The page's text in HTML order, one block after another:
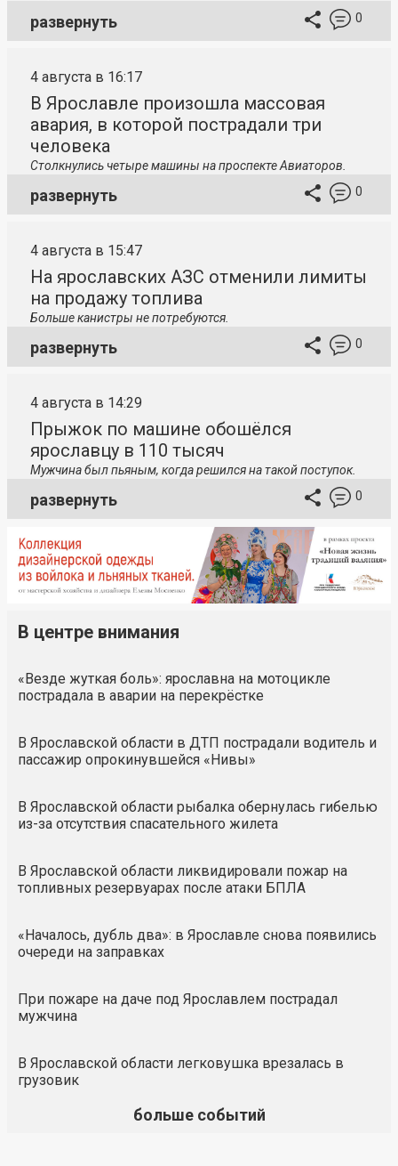
развернуть 0
4 августа в 16:17
В Ярославле произошла массовая
авария, в которой пострадали три
человека
Столкнулись четыре машины на проспекте Авиаторов.
развернуть 0
4 августа в 15:47
На ярославских АЗС отменили лимиты
на продажу топлива
Больше канистры не потребуются.
развернуть 0
4 августа в 14:29
Прыжок по машине обошёлся
ярославцу в 110 тысяч
Мужчина был пьяным, когда решился на такой поступок.
развернуть 0
В центре внимания
«Везде жуткая боль»: ярославна на мотоцикле
пострадала в аварии на перекрёстке
В Ярославской области в ДТП пострадали водитель и
пассажир опрокинувшейся «Нивы»
В Ярославской области рыбалка обернулась гибелью
из-за отсутствия спасательного жилета
В Ярославской области ликвидировали пожар на
топливных резервуарах после атаки БПЛА
«Началось, дубль два»: в Ярославле снова появились
очереди на заправках
При пожаре на даче под Ярославлем пострадал
мужчина
В Ярославской области легковушка врезалась в
грузовик
больше событий